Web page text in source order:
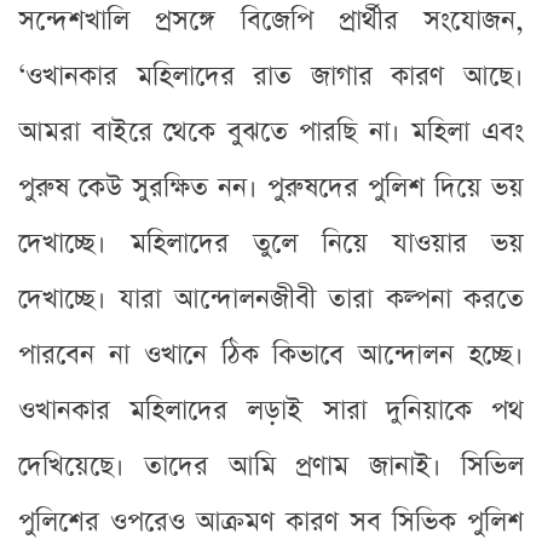
সন্দেশখালি প্রসঙ্গে বিজেপি প্রার্থীর সংযোজন,
‘ওখানকার মহিলাদের রাত জাগার কারণ আছে।
আমরা বাইরে থেকে বুঝতে পারছি না। মহিলা এবং
পুরুষ কেউ সুরক্ষিত নন। পুরুষদের পুলিশ দিয়ে ভয়
দেখাচ্ছে। মহিলাদের তুলে নিয়ে যাওয়ার ভয়
দেখাচ্ছে। যারা আন্দোলনজীবী তারা কল্পনা করতে
পারবেন না ওখানে ঠিক কিভাবে আন্দোলন হচ্ছে।
ওখানকার মহিলাদের লড়াই সারা দুনিয়াকে পথ
দেখিয়েছে। তাদের আমি প্রণাম জানাই। সিভিল
পুলিশের ওপরেও আক্রমণ কারণ সব সিভিক পুলিশ